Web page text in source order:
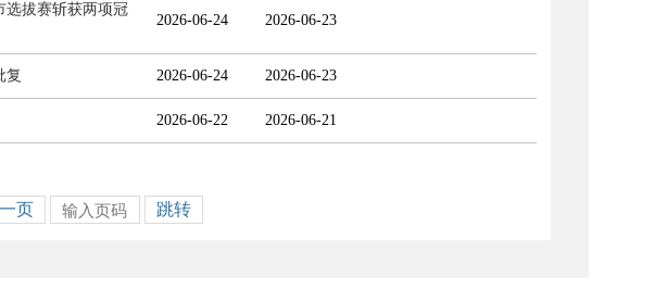
选拔赛斩获两项冠
2026-06-24 2026-06-23
复 2026-06-24 2026-06-23
2026-06-22 2026-06-21
页 跳转